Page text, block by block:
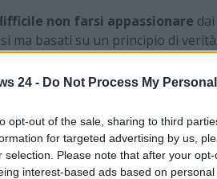
24 - Do Not Process My
opt-out of the sale, sharing to third
for targeted advertising by us,
selection. Please note that after your
interest-based ads based on
non farsi appassionare
ma basati su un principio di
su spettri o alligatori che
affiancato un alone di mistero.
dopoguerra
giovane era una grande
I figli della gloriae Gioventù